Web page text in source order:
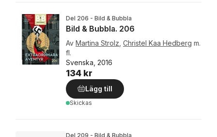
Del 206 - Bild & Bubbla
Bild & Bubbla. 206
Av Martina Strolz Christel Kaa Hedberg m.
fl.
Svenska, 2016
134 kr
Lägg till
Skickas
Del 209 - Bild & Bubbla